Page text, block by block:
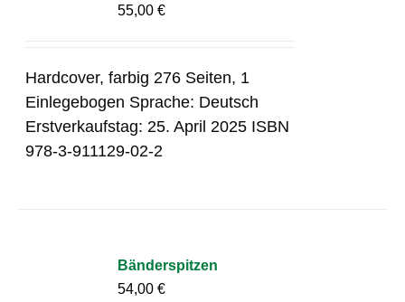
55,00€
Hardcover, farbig 276 Seiten, 1
Einlegebogen Sprache: Deutsch
Erstverkaufstag: 25. April 2025 ISBN
978-3-911129-02-2
Bänderspitzen
54,00€